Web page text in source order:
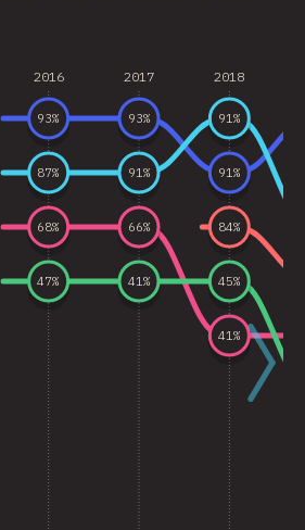
2016 2017 2018
93% 93%
91%
87% 91%
91%
68% 66%
41%
84%
47% 41% 45%